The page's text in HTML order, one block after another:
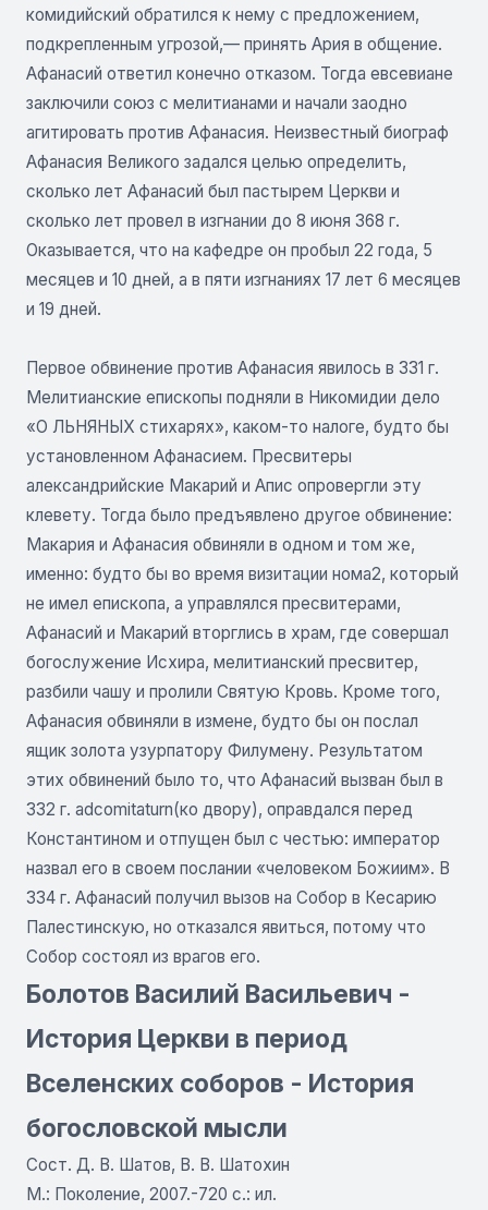
комидийский обратился к нему с предложением,
подкрепленным угрозой,— принять Ария в общение.
Афанасий ответил конечно отказом. Тогда евсевиане
заключили союз с мелитианами и начали заодно
агитировать против Афанасия. Неизвестный биограф
Афанасия Великого задался целью определить,
сколько лет Афанасий был пастырем Церкви и
сколько лет провел в изгнании до 8 июня 368 г.
Оказывается, что на кафедре он пробыл 22 года, 5
месяцев и 10 дней, а в пяти изгнаниях 17 лет 6 месяцев
и 19 дней.
Первое обвинение против Афанасия явилось в 331 г.
Мелитианские епископы подняли в Никомидии дело
«О ЛЬНЯНЫХ стихарях», каком-то налоге, будто бы
установленном Афанасием. Пресвитеры
александрийские Макарий и Апис опровергли эту
клевету. Тогда было предъявлено другое обвинение:
Макария и Афанасия обвиняли в одном и том же,
именно: будто бы во время визитации нома2, который
не имел епископа, а управлялся пресвитерами,
Афанасий и Макарий вторглись в храм, где совершал
богослужение Исхира, мелитианский пресвитер,
разбили чашу и пролили Святую Кровь. Кроме того,
Афанасия обвиняли в измене, будто бы он послал
ящик золота узурпатору Филумену. Результатом
этих обвинений было то, что Афанасий вызван был в
332 г. adcomitaturn(ко двору), оправдался перед
Константином и отпущен был с честью: император
назвал его в своем послании «человеком Божиим». В
334 г. Афанасий получил вызов на Собор в Кесарию
Палестинскую, но отказался явиться, потому что
Собор состоял из врагов его.
Болотов Василий Васильевич -
История Церкви в период
Вселенских соборов - История
богословской мысли
Сост. Д. В. Шатов, В. В. Шатохин
М.: Поколение, 2007.-720 с.: ил.